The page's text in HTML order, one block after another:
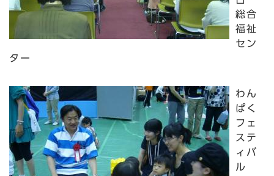
総合
福祉
セン
ター
わん
ぱく
フェ
ステ
ィバ
ル